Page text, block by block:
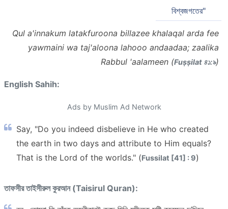
বিশ্বজগতের"
Qul a'innakum latakfuroona billazee khalaqal arda fee
yawmaini wa taj'aloona lahooo andaadaa; zaalika
Rabbul 'aalameen (Fuṣṣilat ৪১:৯)
English Sahih:
Ads by Muslim Ad Network
Say, "Do you indeed disbelieve in He who created
the earth in two days and attribute to Him equals?
That is the Lord of the worlds." (Fussilat [41] : 9)
তাফসীর তাইসীরুল কুরআন (Taisirul Quran):